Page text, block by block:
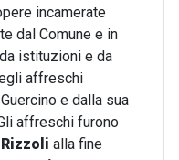
incamerate
dal Comune e in
istituzioni e da
affreschi
e dalla sua
affreschi furono
alla fine